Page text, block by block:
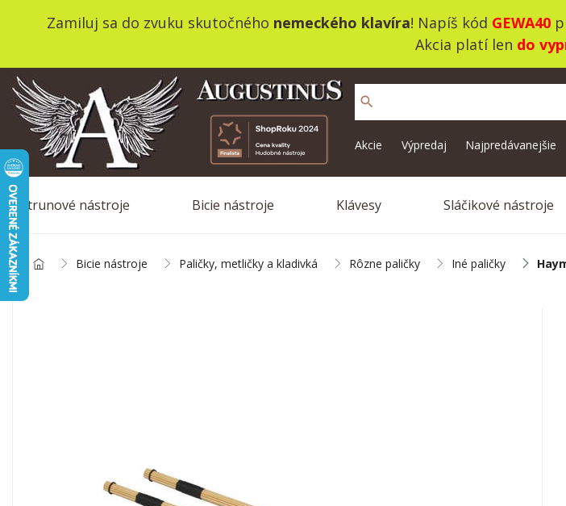
Zamiluj sa do zvuku skutočného nemeckého klavíra! Napíš kód GEWA40
Akcia platí len do
search
Akcie Výpredaj Najpredávanejšie
Strunové nástroje Bicie nástroje Klávesy Sláčikové nástroje
Bicie nástroje Paličky, metličky a kladivká Rôzne paličky Iné paličky